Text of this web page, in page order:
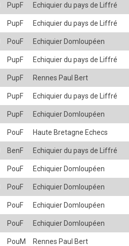
PupF Echiquier du pays de Liffré
PupF Echiquier du pays de Liffré
PouF Echiquier Domloupéen
PupF Echiquier du pays de Liffré
PupF Rennes Paul Bert
PupF Echiquier du pays de Liffré
PupF Echiquier Domloupéen
PouF Haute Bretagne Echecs
BenF Echiquier du pays de Liffré
PouF Echiquier Domloupéen
PouF Echiquier Domloupéen
PouF Echiquier Domloupéen
PouF Echiquier Domloupéen
PouM Rennes Paul Bert